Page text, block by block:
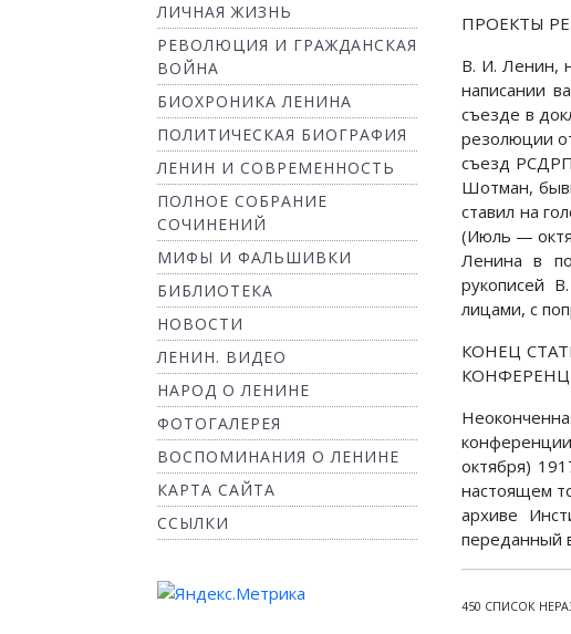
ЛИЧНАЯ ЖИЗНЬ
РЕВОЛЮЦИЯ И ГРАЖДАНСКАЯ
ВОЙНА
БИОХРОНИКА ЛЕНИНА
ПОЛИТИЧЕСКАЯ БИОГРАФИЯ
ЛЕНИН И СОВРЕМЕННОСТЬ
ПОЛНОЕ СОБРАНИЕ
СОЧИНЕНИЙ
МИФЫ И ФАЛЬШИВКИ
БИБЛИОТЕКА
НОВОСТИ
ЛЕНИН. ВИДЕО
НАРОД О ЛЕНИНЕ
ФОТОГАЛЕРЕЯ
ВОСПОМИНАНИЯ О ЛЕНИНЕ
КАРТА САЙТА
ССЫЛКИ
ПРОЕКТЫ
В. И. Ленин,
написании
съезде в
резолюции
съезд РСДРП
Шотман,
ставил на
(Июль —
Ленина в
рукописей
лицами, с
КОНЕЦ
октября)
настоящем
архиве
переданный
450 СПИСОК